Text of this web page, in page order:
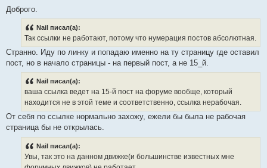
Доброго.
Nail писал(а):
Так ссылки не работают, потому что нумерация постов абсолютная.
Странно. Иду по линку и попадаю именно на ту страницу где оставил
пост, но в начало страницы - на первый пост, а не 15_й.
Nail писал(а):
ваша ссылка ведет на 15-й пост на форуме вообще, который
находится не в этой теме и соответственно, ссылка нерабочая.
От себя по ссылке нормально захожу, ежели бы была не рабочая
страница бы не открылась.
Nail писал(а):
Увы, так это на данном движке(и большинстве известных мне